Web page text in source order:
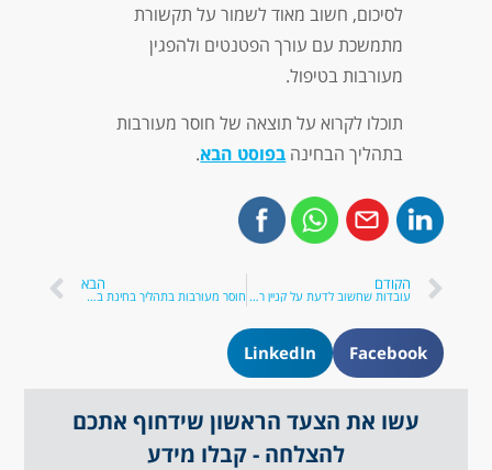
לסיכום, חשוב מאוד לשמור על תקשורת
מתמשכת עם עורך הפטנטים ולהפגין
מעורבות בטיפול.
תוכלו לקרוא על תוצאה של חוסר מעורבות
בתהליך הבחינהבפוסט הבא
הקודם
עובדות שחשוב לדעת על קניין רוחני בסין 2019 חוסר מעורבות בתהליך בחינת בקשה לפטנט – טעות שלא ניתן לתקנה
Facebook
LinkedIn
עשו את הצעד הראשון שידחוף אתכם
להצלחה - קבלו מידע